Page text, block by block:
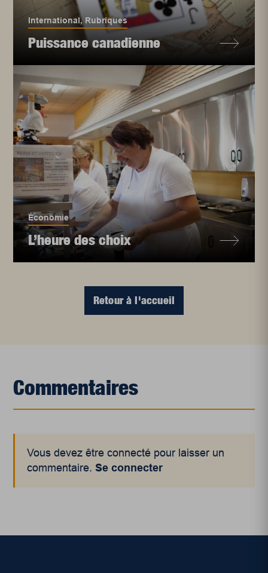
International,Rubriques
Puissance canadienne
Économie
L’heure des choix
Retour à l'accueil
Commentaires
Vous devez être connecté pour laisser un
commentaire.Se connecter